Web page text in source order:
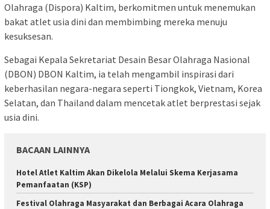
Olahraga (Dispora) Kaltim, berkomitmen untuk menemukan
bakat atlet usia dini dan membimbing mereka menuju
kesuksesan.
Sebagai Kepala Sekretariat Desain Besar Olahraga Nasional
(DBON) DBON Kaltim, ia telah mengambil inspirasi dari
keberhasilan negara-negara seperti Tiongkok, Vietnam, Korea
Selatan, dan Thailand dalam mencetak atlet berprestasi sejak
usia dini.
BACAAN LAINNYA
Hotel Atlet Kaltim Akan Dikelola Melalui Skema Kerjasama
Pemanfaatan (KSP)
Festival Olahraga Masyarakat dan Berbagai Acara Olahraga